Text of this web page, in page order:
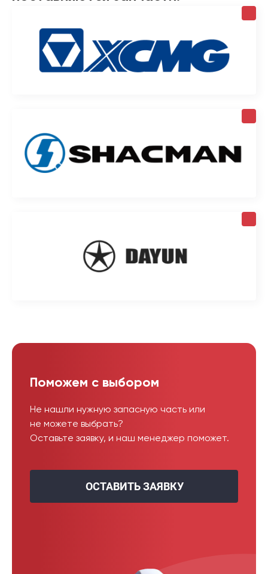
Поможем с выбором
Не нашли нужную запасную часть или
не можете выбрать?
Оставьте заявку, и наш менеджер поможет.
ОСТАВИТЬ ЗАЯВКУ